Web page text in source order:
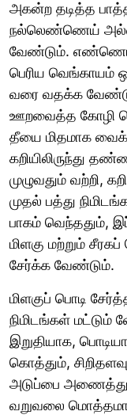
அகன்ற தடித்த
நல்லெண்ணெய்
வேண்டும். எண்ணெய்
பெரிய வெங்காயம்
வரை வதக்க
ஊறவைத்த கோழி
தீயை மிதமாக
கறியிலிருந்து
முழுவதும் வற்றி,
முதல் பத்து
பாகம் வெந்ததும்,
மிளகு மற்றும்
சேர்க்க வேண்டும்.
மிளகுப் பொடி
நிமிடங்கள் மட்டும்
இறுதியாக,
கொத்தும்,
அடுப்பை அணைத்து
வறுவலை